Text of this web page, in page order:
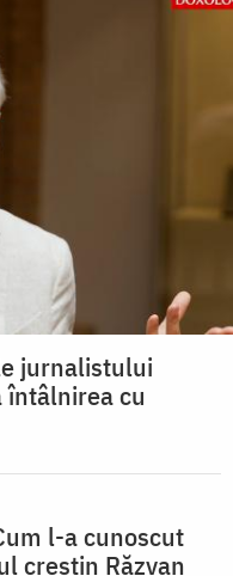
jurnalistului
întâlnirea cu
l-a cunoscut
creștin Răzvan